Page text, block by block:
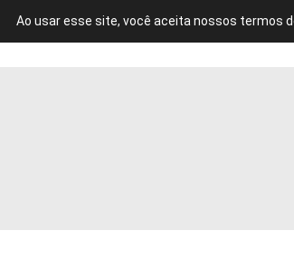
CLÍNICA DE ESTÉTICA EM
Ao usar esse site, você aceita nossos termos